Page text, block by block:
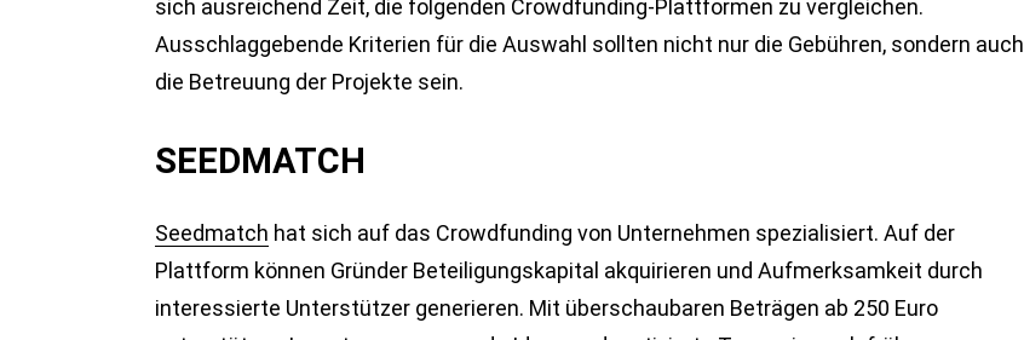
sich ausreichend Zeit, die folgenden Crowdfunding-Plattformen zu vergleichen.
Ausschlaggebende Kriterien für die Auswahl sollten nicht nur die Gebühren, sondern auch
die Betreuung der Projekte sein.
SEEDMATCH
Seedmatch hat sich auf das Crowdfunding von Unternehmen spezialisiert. Auf der
Plattform können Gründer Beteiligungskapital akquirieren und Aufmerksamkeit durch
interessierte Unterstützer generieren. Mit überschaubaren Beträgen ab 250 Euro